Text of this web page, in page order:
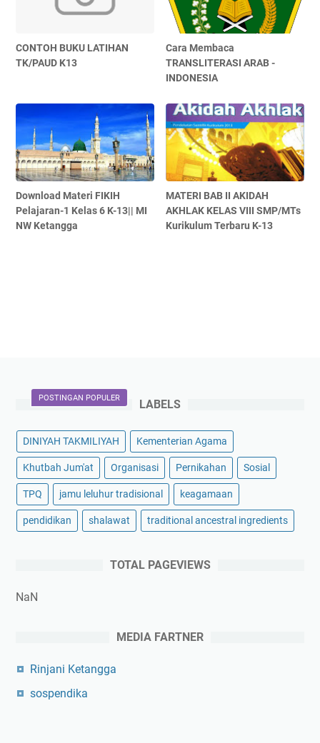
CONTOH BUKU LATIHAN
TK/PAUD K13
Cara Membaca
TRANSLITERASI ARAB -
INDONESIA
Download Materi FIKIH
Pelajaran-1 Kelas 6 K-13|| MI
NW Ketangga
MATERI BAB II AKIDAH
AKHLAK KELAS VIII SMP/MTs
Kurikulum Terbaru K-13
POSTINGAN POPULER LABELS
DINIYAH TAKMILIYAH Kementerian Agama
Khutbah Jum'at Organisasi Pernikahan Sosial
TPQ jamu leluhur tradisional keagamaan
pendidikan shalawat traditional ancestral ingredients
TOTAL PAGEVIEWS
NaN
MEDIA FARTNER
Rinjani Ketangga
sospendika